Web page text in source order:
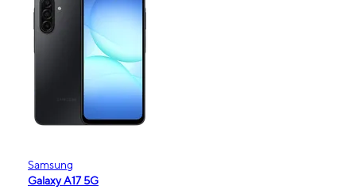
Samsung
Galaxy A17 5G